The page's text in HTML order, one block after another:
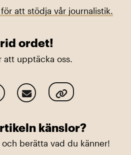
att stödja vår journalistik.
ordet!
att upptäcka oss.
känslor?
och berätta vad du känner!